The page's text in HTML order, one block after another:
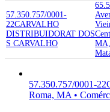
57.350.757/0001-
22CARVALHO
DISTRIBUIDORAT DOS
S CARVALHO
57.350.757/0001-22
Roma, MA •